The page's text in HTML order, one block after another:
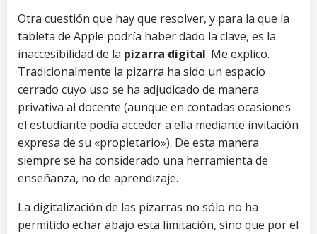
Otra cuestión que hay que resolver, y para la que la
tableta de Apple podría haber dado la clave, es la
inaccesibilidad de la pizarra digital. Me explico.
Tradicionalmente la pizarra ha sido un espacio
cerrado cuyo uso se ha adjudicado de manera
privativa al docente (aunque en contadas ocasiones
el estudiante podía acceder a ella mediante invitación
expresa de su «propietario»). De esta manera
siempre se ha considerado una herramienta de
enseñanza, no de aprendizaje.
La digitalización de las pizarras no sólo no ha
permitido echar abajo esta limitación, sino que por el